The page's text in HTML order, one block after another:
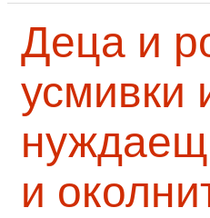
Деца и
усмивки
и